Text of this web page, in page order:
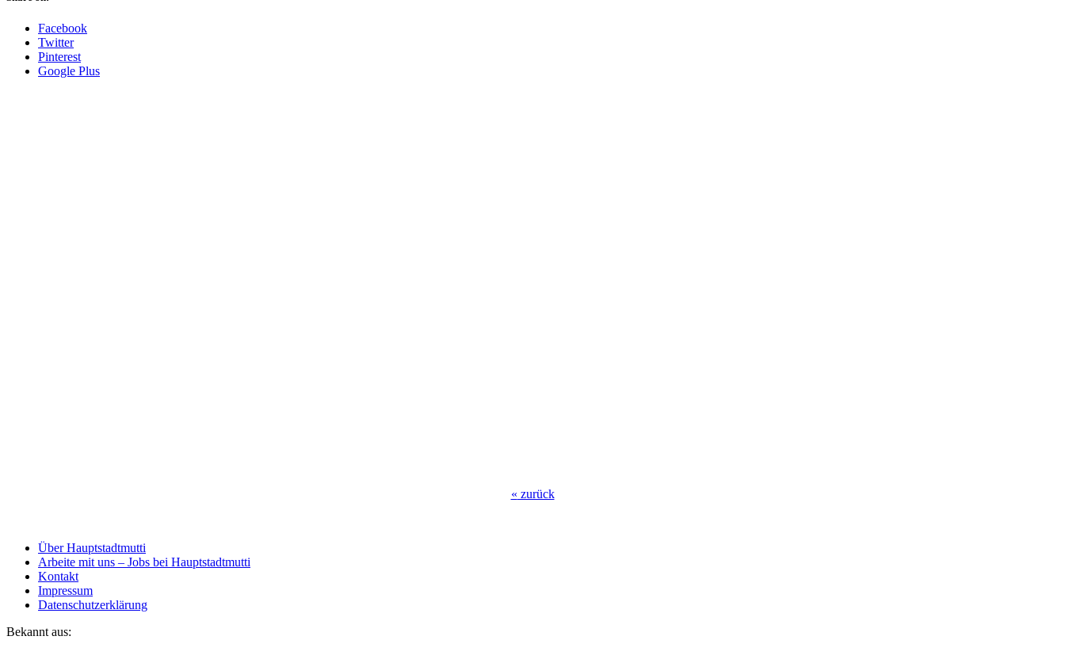
Facebook
Twitter
Pinterest
Google Plus
« zurück
Über Hauptstadtmutti
Arbeite mit uns – Jobs bei Hauptstadtmutti
Kontakt
Impressum
Datenschutzerklärung
Bekannt aus: